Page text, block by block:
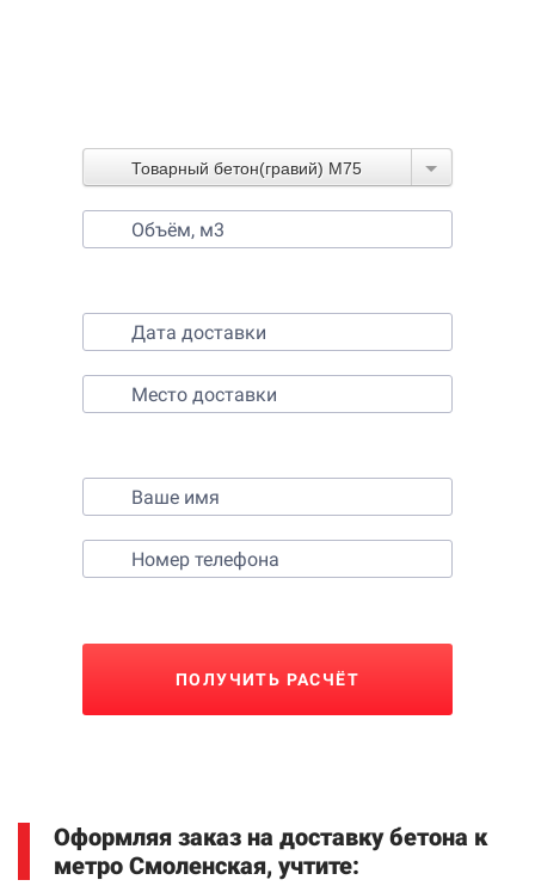
Товарный бетон(гравий) М75
ПОЛУЧИТЬ РАСЧЁТ
Оформляя заказ на доставку бетона к
метро Смоленская, учтите: